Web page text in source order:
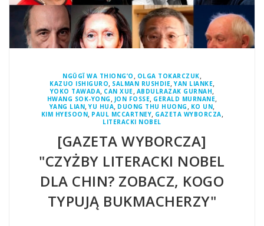
NGŨGĨ WA THIONG’O , OLGA TOKARCZUK,
KAZUO ISHIGURO, SALMAN RUSHDIE,YAN LIANKE,
YOKO TAWADA, CAN XUE, ABDULRAZAK GURNAH,
HWANG SOK-YONG , JON FOSSE, GERALD MURNANE,
YANG LIAN,YU HUA, DUONG THU HUONG , KO UN,
KIM HYESOON, PAUL MCCARTNEY, GAZETA WYBORCZA,
LITERACKI NOBEL
[GAZETA WYBORCZA]
"CZYŻBY LITERACKI NOBEL
DLA CHIN? ZOBACZ, KOGO
TYPUJĄ BUKMACHERZY"